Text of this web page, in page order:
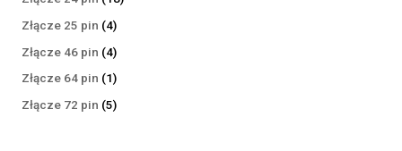
Złącze 25 pin 44
produkty
Złącze 46 pin 44
produkty
Złącze 64 pin 11
produkt
Złącze 72 pin 55